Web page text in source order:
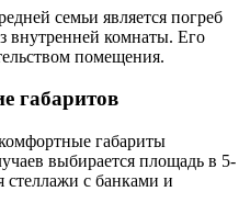
семьи является погреб
внутренней комнаты. Его
помещения.
габаритов
габариты
выбирается площадь в 5-
стеллажи с банками и